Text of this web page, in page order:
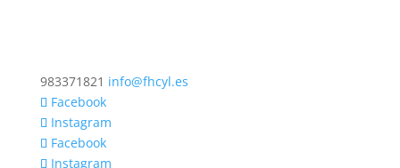
983371821 info@fhcyl.es
Facebook
Instagram
Facebook
Instagram